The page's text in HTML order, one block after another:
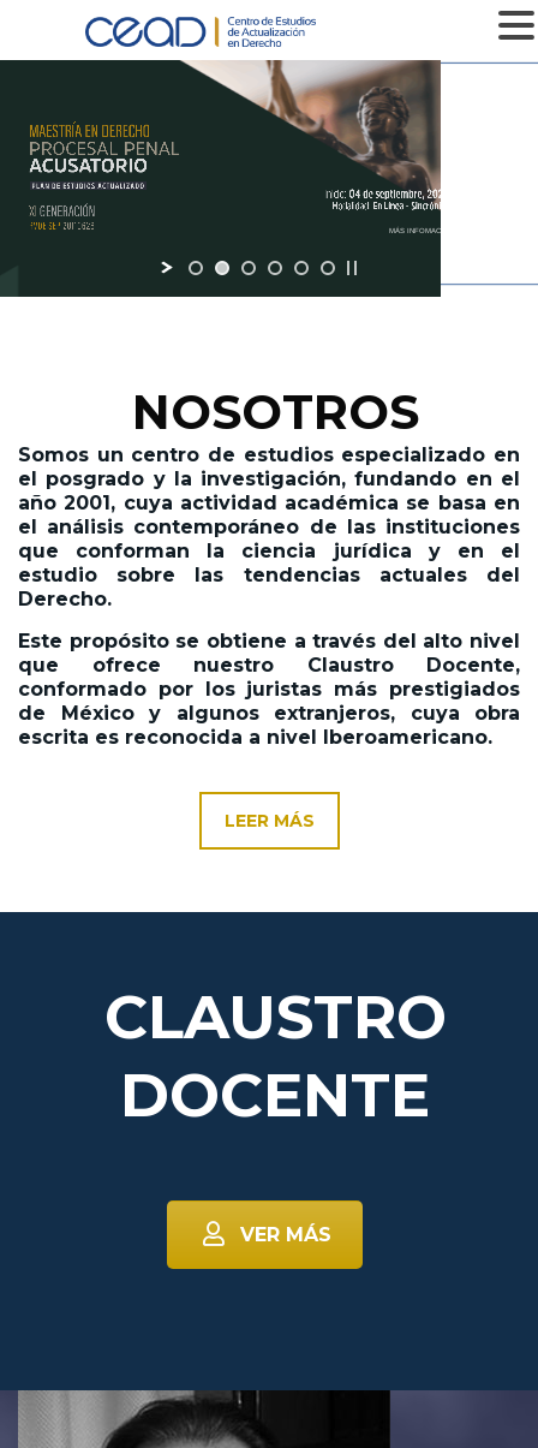
MÁS INFOMACIÓN
NOSOTROS
Somos un centro de estudios especializado en
el posgrado y la investigación,fundando en el
año 2001, cuya actividad académica se basa en
el análisis contemporáneo de las instituciones
que conforman la ciencia jurídica y en el
estudio sobre las tendencias actuales del
Derecho.
Este propósito se obtiene a través del alto nivel
que ofrece nuestro Claustro Docente,
conformado por los juristas más prestigiados
de México y algunos extranjeros, cuya obra
escrita es reconocida a nivel Iberoamericano.
LEER MÁS
CLAUSTRO
DOCENTE
VER MÁS